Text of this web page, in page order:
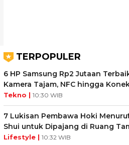
TERPOPULER
6 HP Samsung Rp2 Jutaan
Kamera Tajam, NFC hingga
Tekno | 10:30 WIB
7 Lukisan Pembawa Hoki
Shui untuk Dipajang di Ruang
Lifestyle | 10:32 WIB